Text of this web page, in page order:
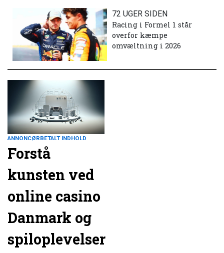
72 UGER SIDEN
Racing i Formel 1 står
overfor kæmpe
omvæltning i 2026
ANNONCØRBETALT INDHOLD
Forstå
kunsten ved
online casino
Danmark og
spiloplevelser